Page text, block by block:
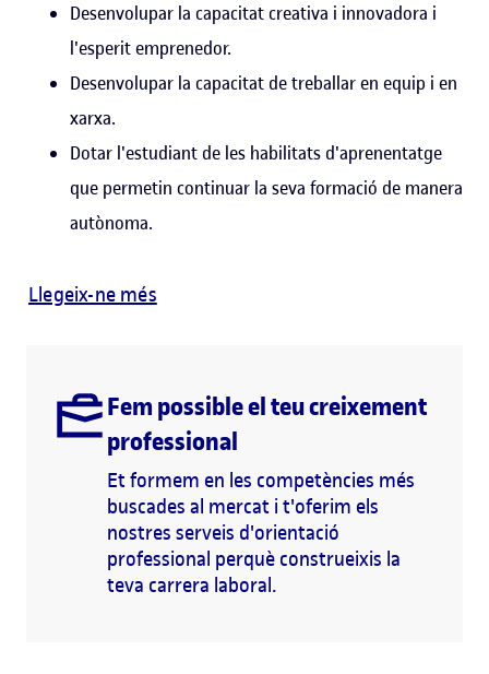
Desenvolupar la capacitat creativa i innovadora i
l'esperit emprenedor.
Desenvolupar la capacitat de treballar en equip i en
xarxa.
Dotar l'estudiant de les habilitats d'aprenentatge
que permetin continuar la seva formació de manera
autònoma.
Llegeix-ne més
Fem possible el teu creixement
professional
Et formem en les competències més
buscades al mercat i t'oferim els
nostres serveis d'orientació
professional perquè construeixis la
teva carrera laboral.